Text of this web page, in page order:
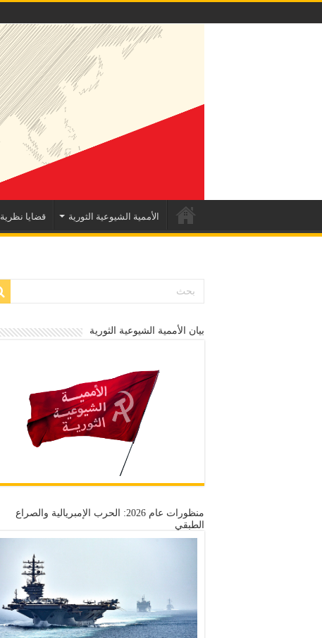
الأممية الشيوعية الثورية قضايا نظرية
بيان الأممية الشيوعية الثورية
منظورات عام 2026: الحرب الإمبريالية والصراع
الطبقي